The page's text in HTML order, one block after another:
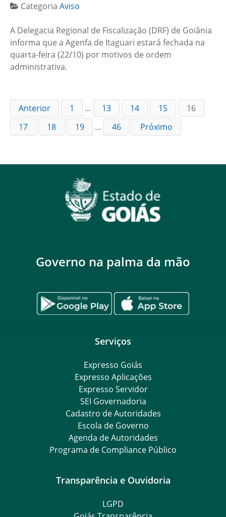
Categoria Aviso
A Delegacia Regional de Fiscalização (DRF) de Goiânia
informa que a Agenfa de Itaguari estará fechada na
quarta-feira (22/10) por motivos de ordem
administrativa.
Anterior 1 … 13 14 15
16
17
18 19 … 46 Próximo
Governo na palma da mão
Serviços
Expresso Goiás
Expresso Aplicações
Expresso Servidor
SEI Governadoria
Cadastro de Autoridades
Escola de Governo
Agenda de Autoridades
Programa de Compliance Público
Transparência e Ouvidoria
LGPD